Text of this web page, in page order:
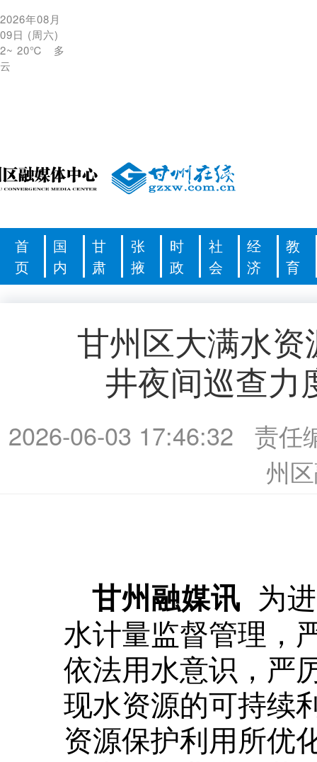
2026年08月
09日 (周六)
2~ 20℃
多
云
首
页
国
内
甘
肃
张
掖
时
政
社
会
经
济
教
育
甘州区大满水
井夜间巡查力
2026-06-03 17:46:32
责任
州
甘州融媒讯 为
水计量监督管理，
依法用水意识，严
现水资源的可持续
资源保护利用所优